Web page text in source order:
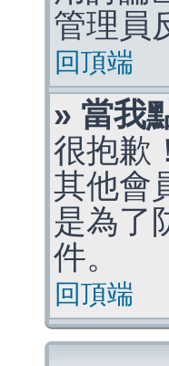
管理員
回頂端
» 當我
很抱歉
其他會
是為了
件。
回頂端